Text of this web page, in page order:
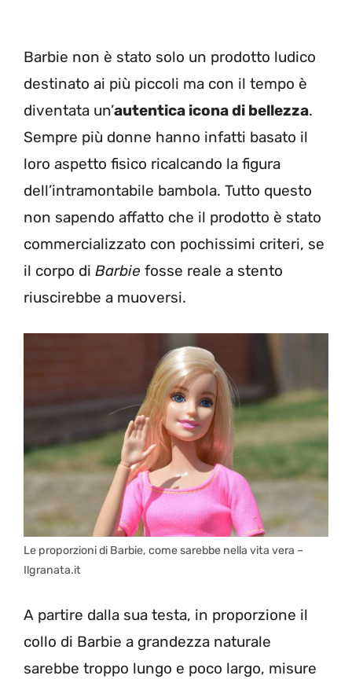
Barbie non è stato solo un prodotto ludico
destinato ai più piccoli ma con il tempo è
diventata un’autentica icona di bellezza.
Sempre più donne hanno infatti basato il
loro aspetto fisico ricalcando la figura
dell’intramontabile bambola. Tutto questo
non sapendo affatto che il prodotto è stato
commercializzato con pochissimi criteri, se
il corpo di Barbie fosse reale a stento
riuscirebbe a muoversi.
Le proporzioni di Barbie, come sarebbe nella vita vera –
Ilgranata.it
A partire dalla sua testa, in proporzione il
collo di Barbie a grandezza naturale
sarebbe troppo lungo e poco largo, misure